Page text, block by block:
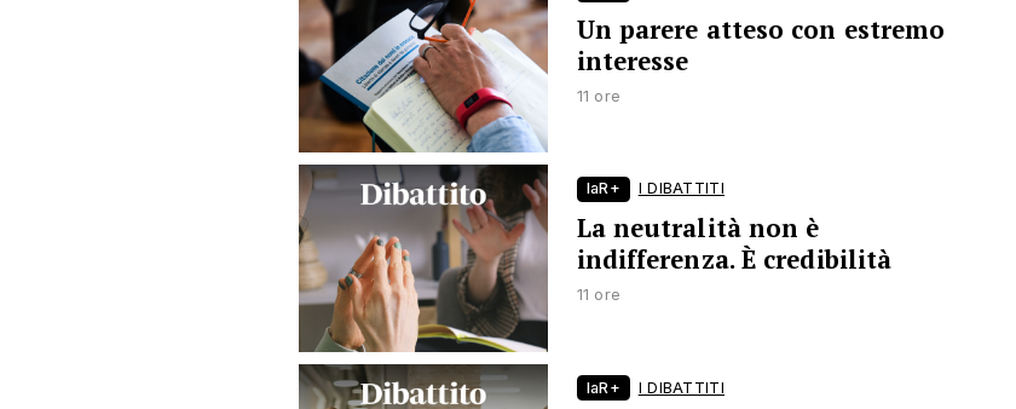
Un parere atteso con estremo
interesse
11 ore
laR+ I DIBATTITI
La neutralità non è
indifferenza. È credibilità
11 ore
laR+ I DIBATTITI